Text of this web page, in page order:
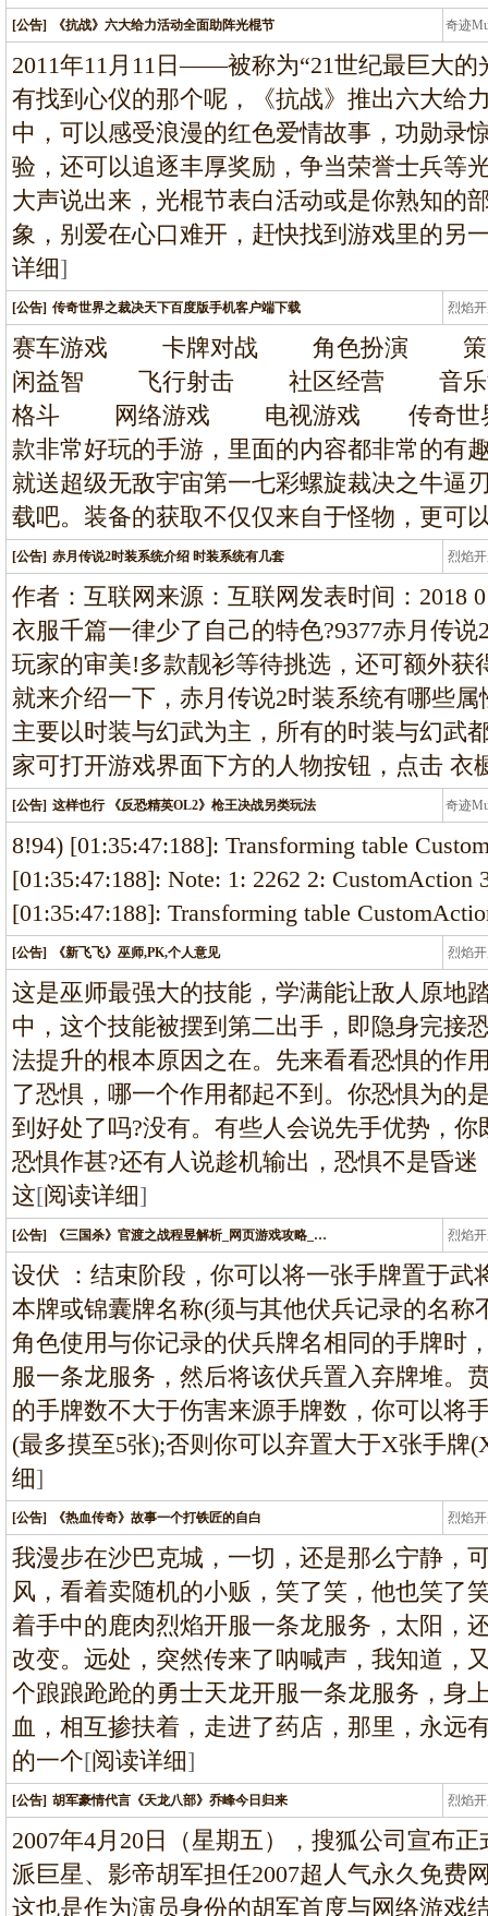
[公告] 《抗战》六大给力活动全面助阵光棍节 奇迹
条
2011年11月11日——被称为“21世纪最巨大的
有找到心仪的那个呢，《抗战》推出六大给
中，可以感受浪漫的红色爱情故事，功勋录
验，还可以追逐丰厚奖励，争当荣誉士兵等
大声说出来，光棍节表白活动或是你熟知的
象，别爱在心口难开，赶快找到游戏里的另
详细]
[公告] 传奇世界之裁决天下百度版手机客户端下载 烈焰
龙
赛车游戏 卡牌对战 角色扮演
闲益智 飞行射击 社区经营 音
格斗 网络游戏 电视游戏 传奇世界之
款非常好玩的手游，里面的内容都非常的有
就送超级无敌宇宙第一七彩螺旋裁决之牛逼
载吧。装备的获取不仅仅来自于怪物，更可
[公告] 赤月传说2时装系统介绍 时装系统有几套 烈焰
龙
作者：互联网来源：互联网发表时间：2018
衣服千篇一律少了自己的特色?9377赤月传
玩家的审美!多款靓衫等待挑选，还可额外获
就来介绍一下，赤月传说2时装系统有哪些
主要以时装与幻武为主，所有的时装与幻武
家可打开游戏界面下方的人物按钮，点击 衣
[公告] 这样也行 《反恐精英OL2》枪王决战另类玩法 奇迹
8!94) [01:35:47:188]: Transforming table
[01:35:47:188]: Note: 1: 2262 2: CustomAction
[01:35:47:188]: Transforming table
[公告] 《新飞飞》巫师,PK,个人意见 烈焰
龙
这是巫师最强大的技能，学满能让敌人原地
中，这个技能被摆到第二出手，即隐身完接
法提升的根本原因之在。先来看看恐惧的作
了恐惧，哪一个作用都起不到。你恐惧为的
到好处了吗?没有。有些人会说先手优势，
恐惧作甚?还有人说趁机输出，恐惧不是昏
这[阅读详细]
[公告] 《三国杀》官渡之战程昱解析_网页游戏攻略_… 烈焰
龙
设伏 ：结束阶段，你可以将一张手牌置于武
本牌或锦囊牌名称(须与其他伏兵记录的名称
角色使用与你记录的伏兵牌名相同的手牌时
服一条龙服务，然后将该伏兵置入弃牌堆。
的手牌数不大于伤害来源手牌数，你可以将
(最多摸至5张);否则你可以弃置大于X张手牌
细]
[公告] 《热血传奇》故事一个打铁匠的自白 烈焰
龙
我漫步在沙巴克城，一切，还是那么宁静，
风，看着卖随机的小贩，笑了笑，他也笑了
着手中的鹿肉烈焰开服一条龙服务，太阳，
改变。远处，突然传来了呐喊声，我知道，
个踉踉跄跄的勇士天龙开服一条龙服务，身
血，相互掺扶着，走进了药店，那里，永远
的一个[阅读详细]
[公告] 胡军豪情代言《天龙八部》乔峰今日归来 烈焰
龙
2007年4月20日（星期五），搜狐公司宣布
派巨星、影帝胡军担任2007超人气永久免费
这也是作为演员身份的胡军首度与网络游戏